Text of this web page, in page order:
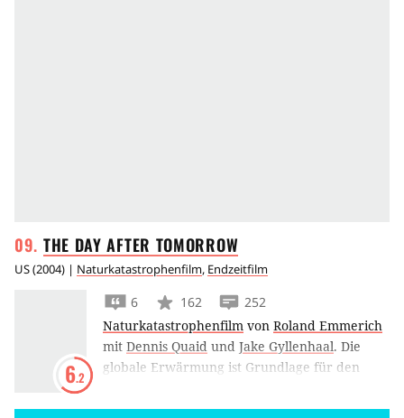
THE DAY AFTER TOMORROW
US(2004) | Naturkatastrophenfilm, Endzeitfilm
6.2
6 162
252
Naturkatastrophenfilm von Roland Emmerich
mit Dennis Quaid und Jake Gyllenhaal. Die
globale Erwärmung ist Grundlage für den
mit Dennis Quaid und Jake Gyllenhaal als Vater